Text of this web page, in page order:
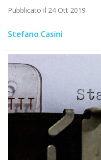
Pubblicato il 24 Ott 2019
Stefano Casini